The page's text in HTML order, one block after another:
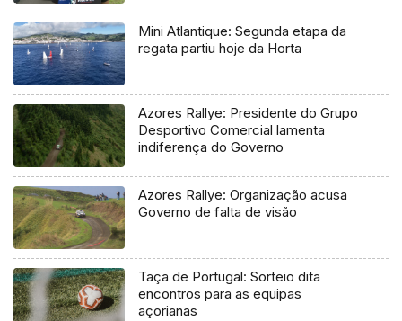
Mini Atlantique: Segunda etapa da
regata partiu hoje da Horta
Azores Rallye: Presidente do Grupo
Desportivo Comercial lamenta
indiferença do Governo
Azores Rallye: Organização acusa
Governo de falta de visão
Taça de Portugal: Sorteio dita
encontros para as equipas
açorianas